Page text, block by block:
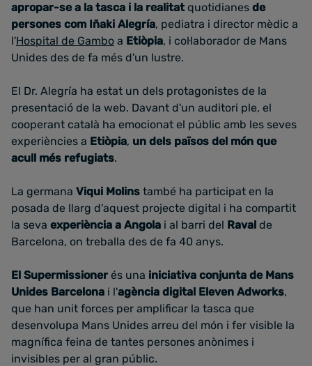
apropar-se a la tasca i la realitat quotidianes de
persones com Iñaki Alegría, pediatra i director mèdic a
l'Hospital de Gambo a Etiòpia, i col·laborador de Mans
Unides des de fa més d'un lustre.
El Dr. Alegría ha estat un dels protagonistes de la
presentació de la web. Davant d'un auditori ple, el
cooperant català ha emocionat el públic amb les seves
experiències a Etiòpia, un dels països del món que
acull més refugiats.
La germana Viqui Molins també ha participat en la
posada de llarg d'aquest projecte digital i ha compartit
la seva experiència a Angola i al barri del Raval de
Barcelona, on treballa des de fa 40 anys.
El Supermissioner és una iniciativa conjunta de Mans
Unides Barcelona i l'agència digital Eleven Adworks,
que han unit forces per amplificar la tasca que
desenvolupa Mans Unides arreu del món i fer visible la
magnífica feina de tantes persones anònimes i
invisibles per al gran públic.